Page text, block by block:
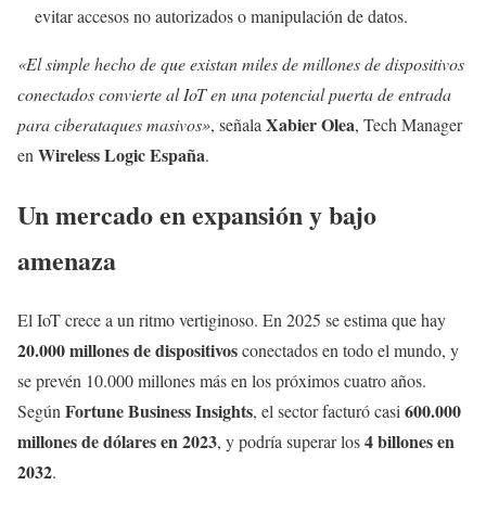
evitar accesos no autorizados o manipulación de datos.
«El simple hecho de que existan miles de millones de dispositivos
conectados convierte al IoT en una potencial puerta de entrada
para ciberataques masivos», señalaXabier Olea, Tech Manager
enWireless Logic España.
Un mercado en expansión y bajo
amenaza
El IoT crece a un ritmo vertiginoso. En 2025 se estima que hay
20.000 millones de dispositivosconectados en todo el mundo, y
se prevén 10.000 millones más en los próximos cuatro años.
SegúnFortune Business Insights, el sector facturó casi600.000
millones de dólares en 2023, y podría superar los4 billones en
2032.